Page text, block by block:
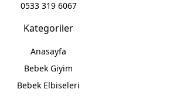
Kategoriler
Anasayfa
Bebek Giyim
Bebek Elbiseleri
0533 319 6067